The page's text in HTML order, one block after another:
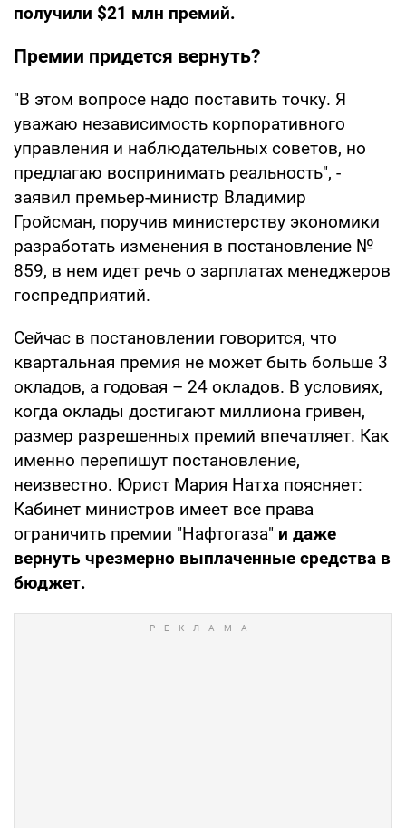
получили $21 млн премий.
Премии придется вернуть?
"В этом вопросе надо поставить точку. Я
уважаю независимость корпоративного
управления и наблюдательных советов, но
предлагаю воспринимать реальность", -
заявил премьер-министр Владимир
Гройсман, поручив министерству экономики
разработать изменения в постановление №
859, в нем идет речь о зарплатах менеджеров
госпредприятий.
Сейчас в постановлении говорится, что
квартальная премия не может быть больше 3
окладов, а годовая – 24 окладов. В условиях,
когда оклады достигают миллиона гривен,
размер разрешенных премий впечатляет. Как
именно перепишут постановление,
неизвестно. Юрист Мария Натха поясняет:
Кабинет министров имеет все права
ограничить премии "Нафтогаза" и даже
вернуть чрезмерно выплаченные средства в
бюджет.